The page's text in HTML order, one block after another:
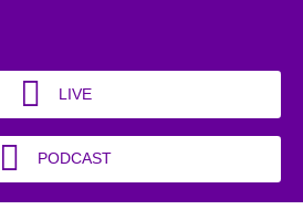
LIVE
PODCAST